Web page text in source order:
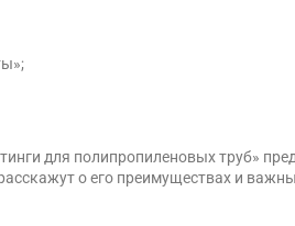
для полипропиленовых труб»
о его преимуществах и